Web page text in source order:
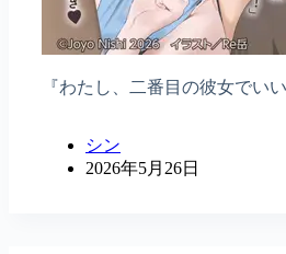
『わたし、二番目の彼女でい
シン
2026年5月26日